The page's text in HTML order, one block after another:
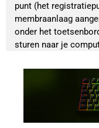
punt (het
membraanlaag
onder het
sturen naar je